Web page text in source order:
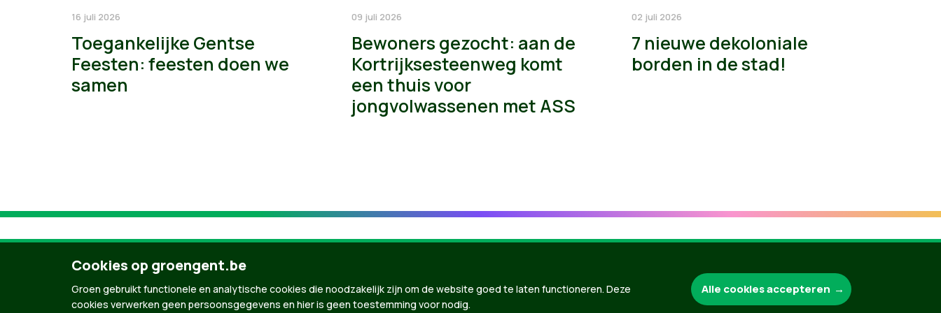
16 juli 2026
Toegankelijke Gentse
Feesten: feesten doen we
samen
09 juli 2026
Bewoners gezocht: aan de
Kortrijksesteenweg komt
een thuis voor
jongvolwassenen met ASS
02 juli 2026
7 nieuwe dekoloniale
borden in de stad!
Groen.be
Cookies op groengent.be
Groen gebruikt functionele en analytische cookies die noodzakelijk zijn om de website goed te laten functioneren. Deze
cookies verwerken geen persoonsgegevens en hier is geen toestemming voor nodig.
Alle cookies accepteren